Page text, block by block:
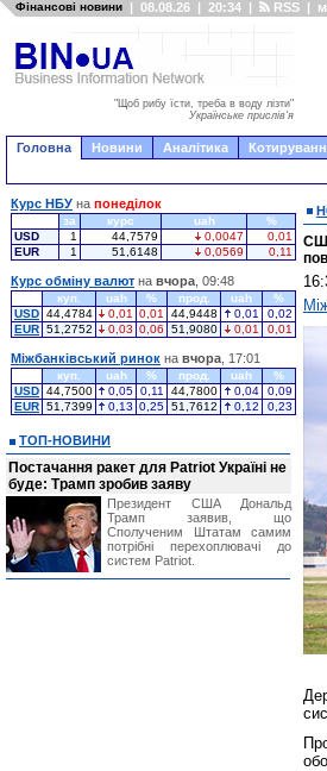
Фінансові новини | 08.08.26 | 20:34 | RSS |
"Щоб рибу їсти, треба в воду лізти"
Українське прислів'я
Головна Новини Аналітика
Курс НБУ на понеділок
за курс uah
%
USD
1 44,7579 0,0047
0,01
EUR
1 51,6148 0,0569 0,11
Курс обміну валют на вчора , 09:48
куп. uah % прод. uah
%
USD 44,4784 0,01 0,01 44,9448 0,01
0,02
EUR 51,2752 0,03 0,06 51,9080 0,01 0,01
Міжбанківський ринок на вчора , 17:01
куп. uah % прод. uah
%
USD 44,7500 0,05 0,11 44,7800 0,04
0,09
EUR 51,7399 0,13 0,25 51,7612 0,12 0,23
ТОП-НОВИНИ
Постачання ракет для Patriot Україні не
буде: Трамп зробив заяву
Президент США Дональд
Трамп заявив, що
Сполученим Штатам самим
потрібні перехоплювачі до
систем Patriot.